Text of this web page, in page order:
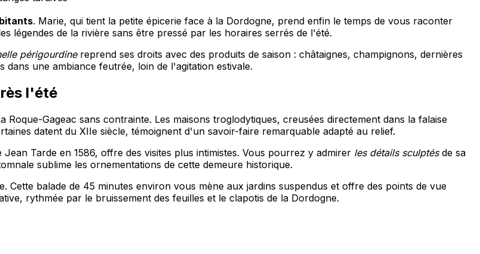
. Marie, qui tient la petite épicerie face à la Dordogne, prend enfin le temps de vous raconter
légendes de la rivière sans être pressé par les horaires serrés de l'été.
périgourdinereprend ses droits avec des produits de saison : châtaignes, champignons, dernières
une ambiance feutrée, loin de l'agitation estivale.
l'été
Roque-Gageac sans contrainte. Les maisons troglodytiques, creusées directement dans la falaise
datent du XIIe siècle, témoignent d'un savoir-faire remarquable adapté au relief.
Tarde en 1586, offre des visites plus intimistes. Vous pourrez y admirer les détails sculptésde sa
sublime les ornementations de cette demeure historique.
balade de 45 minutes environ vous mène aux jardins suspendus et offre des points de vue
rythmée par le bruissement des feuilles et le clapotis de la Dordogne.